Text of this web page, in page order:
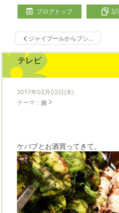
ブログトップ 記
ジャイプールからプシ…
テレビ
2017年02月02日(木)
テーマ： 旅
ケバブとお酒買ってきて。